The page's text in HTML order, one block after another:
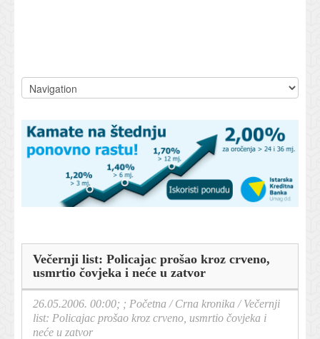
Večernji list: Policajac prošao kroz crveno,
usmrtio čovjeka i neće u zatvor
26.05.2006. 00:00; ; Početna /Crna kronika /Večernji
list: Policajac prošao kroz crveno, usmrtio čovjeka i
neće u zatvor